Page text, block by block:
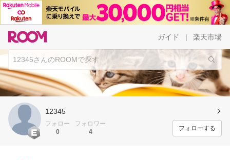
ガイド 楽天市場
12345
フォロー
0
フォロワー
4
フォローする